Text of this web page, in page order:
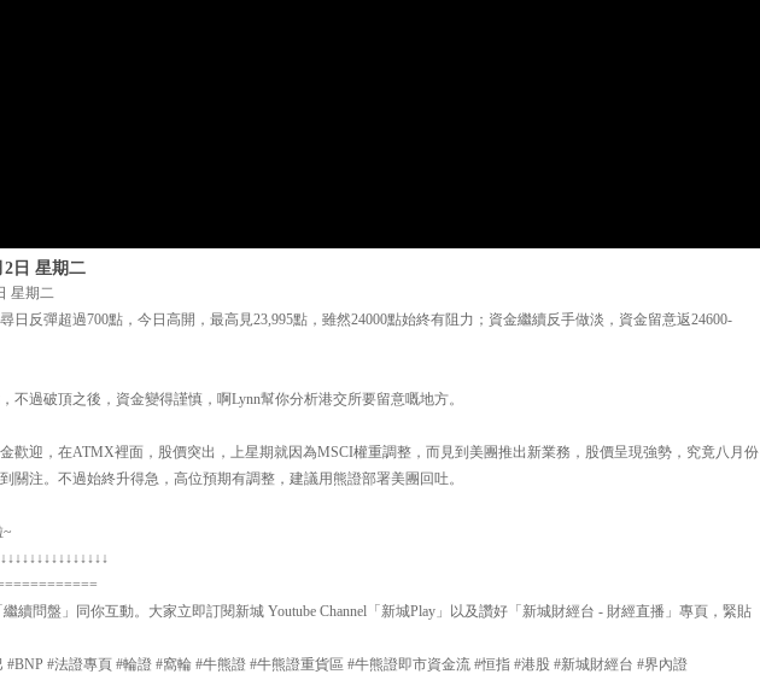
2日 星期二
星期二
日反彈超過700點，今日高開，最高見23,995點，雖然24000點始終有阻力；資金繼續反手做淡，資金留意返24600-
不過破頂之後，資金變得謹慎，啊Lynn幫你分析港交所要留意嘅地方。
歡迎，在ATMX裡面，股價突出，上星期就因為MSCI權重調整，而見到美團推出新業務，股價呈現強勢，究竟八月份
關注。不過始終升得急，高位預期有調整，建議用熊證部署美團回吐。
~
續問盤」同你互動。大家立即訂閱新城 Youtube Channel「新城Play」以及讚好「新城財經台 - 財經直播」專頁，緊貼
#BNP #法證專頁 #輪證 #窩輪 #牛熊證 #牛熊證重貨區 #牛熊證即市資金流 #恒指 #港股 #新城財經台 #界內證